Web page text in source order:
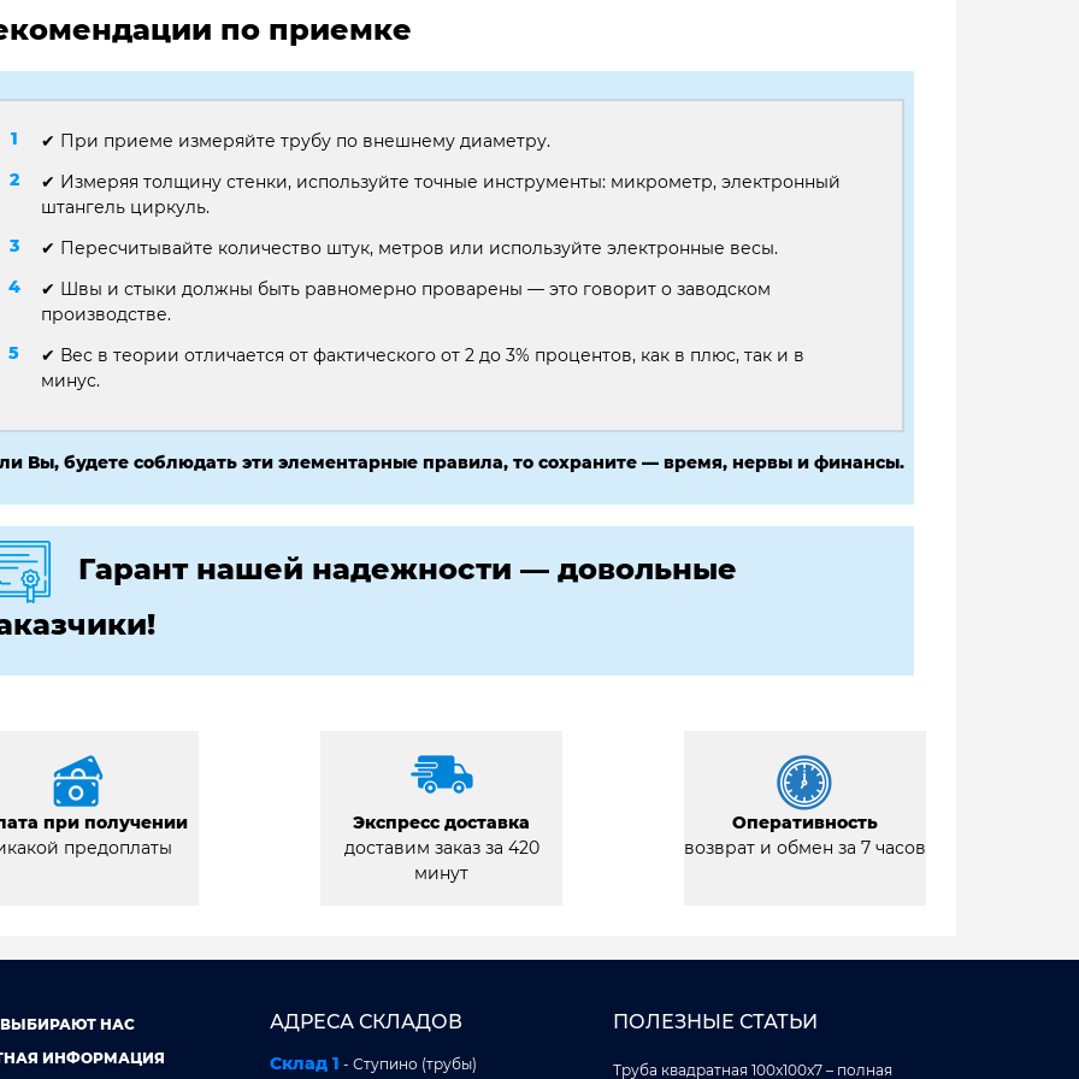
по приемке
✔ При приеме измеряйте трубу по внешнему диаметру.
✔ Измеряя толщину стенки, используйте точные инструменты: микрометр, электронный
штангель циркуль.
✔ Пересчитывайте количество штук, метров или используйте электронные весы.
✔ Швы и стыки должны быть равномерно проварены — это говорит о заводском
производстве.
✔ Вес в теории отличается от фактического от 2 до 3% процентов, как в плюс, так и в
минус.
Вы, будете соблюдать эти элементарные правила, то сохраните — время, нервы и финансы.
Гарант нашей надежности — довольные
при получении
предоплаты
Экспресс доставка
доставим заказ за 420
минут
Оперативность
возврат и обмен за 7 часов
НАС
ИНФОРМАЦИЯ
АДРЕСА СКЛАДОВ
Склад 1 - Ступино (трубы)
ПОЛЕЗНЫЕ СТАТЬИ
Труба квадратная 100x100x7 – полная